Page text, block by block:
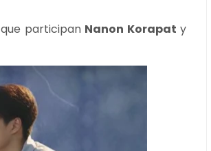
participan Nanon Korapat y